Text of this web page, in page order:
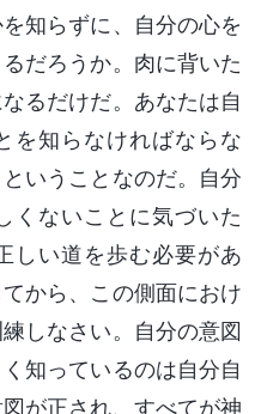
知らずに、自分の心を
だろうか。肉に背いた
るだけだ。あなたは自
を知らなければならな
いうことなのだ。自分
くないことに気づいた
しい道を歩む必要があ
から、この側面におけ
しなさい。自分の意図
知っているのは自分自
が正され、すべてが神